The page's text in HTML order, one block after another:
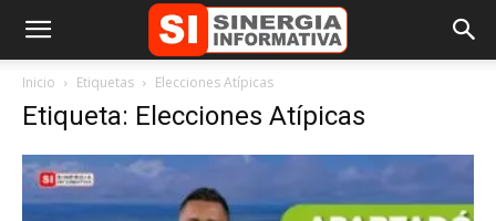
Inicio Etiquetas Elecciones Atípicas
Etiqueta: Elecciones Atípicas